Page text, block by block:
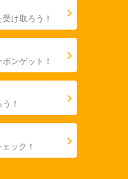
け取ろう！
ンゲット！
！
ック！